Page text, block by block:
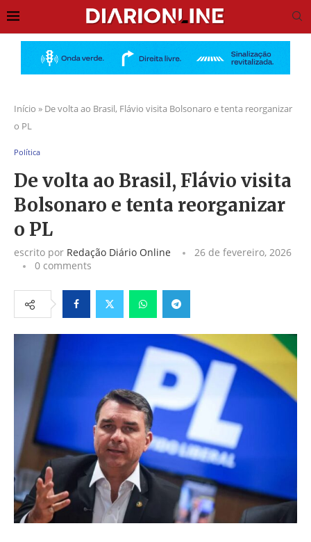
Início » De volta ao Brasil, Flávio visita Bolsonaro e tenta reorganizar
o PL
Política
De volta ao Brasil, Flávio visita
Bolsonaro e tenta reorganizar
o PL
escrito por Redação Diário Online
26 de fevereiro, 2026
0 comments
FacebookTwitter WhatsappTelegram